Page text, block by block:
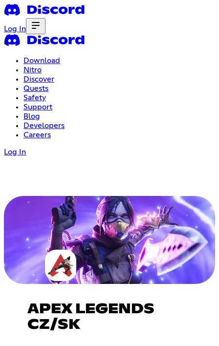
Log In
Download
Nitro
Discover
Quests
Safety
Support
Blog
Developers
Careers
Log In
APEX LEGENDS
CZ/SK